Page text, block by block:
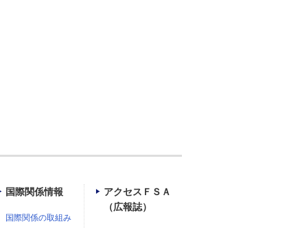
国際関係情報
国際関係の取組み
アクセスＦＳＡ
（広報誌）